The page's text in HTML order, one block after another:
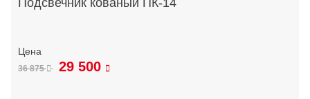
Подсвечник кованый ПК-14
36 875 29 500